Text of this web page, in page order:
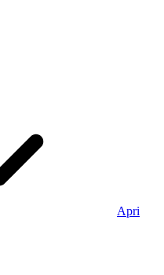
Apri